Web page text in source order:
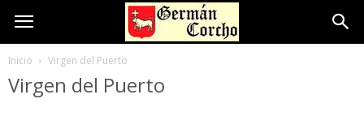
Inicio Virgen del Puerto
Virgen del Puerto